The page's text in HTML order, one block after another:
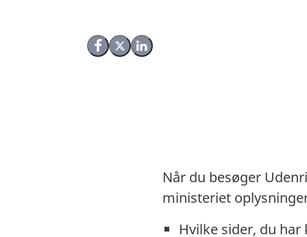
Del på Facebook
Del på X (Twitter)
Del på LinkedIn
Når du besøger
ministeriet
Hvilke sider, du